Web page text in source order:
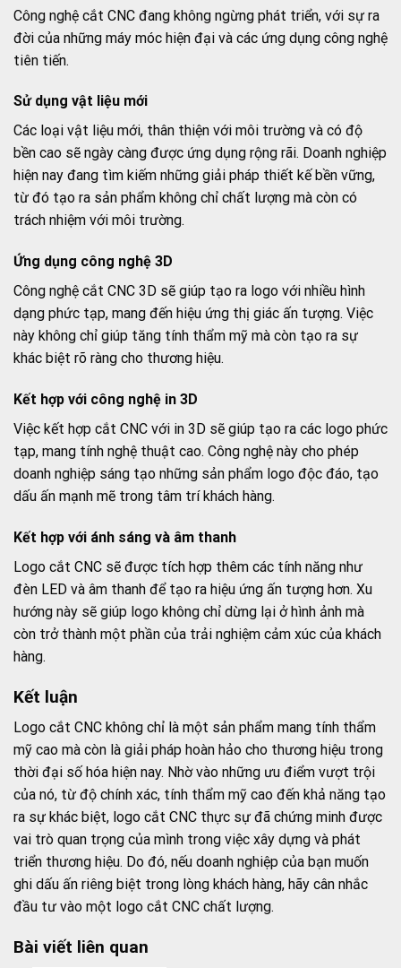
Công nghệ cắt CNC đang không ngừng phát triển, với sự ra
đời của những máy móc hiện đại và các ứng dụng công nghệ
tiên tiến.
Sử dụng vật liệu mới
Các loại vật liệu mới, thân thiện với môi trường và có độ
bền cao sẽ ngày càng được ứng dụng rộng rãi. Doanh nghiệp
hiện nay đang tìm kiếm những giải pháp thiết kế bền vững,
từ đó tạo ra sản phẩm không chỉ chất lượng mà còn có
trách nhiệm với môi trường.
Ứng dụng công nghệ 3D
Công nghệ cắt CNC 3D sẽ giúp tạo ra logo với nhiều hình
dạng phức tạp, mang đến hiệu ứng thị giác ấn tượng. Việc
này không chỉ giúp tăng tính thẩm mỹ mà còn tạo ra sự
khác biệt rõ ràng cho thương hiệu.
Kết hợp với công nghệ in 3D
Việc kết hợp cắt CNC với in 3D sẽ giúp tạo ra các logo phức
tạp, mang tính nghệ thuật cao. Công nghệ này cho phép
doanh nghiệp sáng tạo những sản phẩm logo độc đáo, tạo
dấu ấn mạnh mẽ trong tâm trí khách hàng.
Kết hợp với ánh sáng và âm thanh
Logo cắt CNC sẽ được tích hợp thêm các tính năng như
đèn LED và âm thanh để tạo ra hiệu ứng ấn tượng hơn. Xu
hướng này sẽ giúp logo không chỉ dừng lại ở hình ảnh mà
còn trở thành một phần của trải nghiệm cảm xúc của khách
hàng.
Kết luận
Logo cắt CNC không chỉ là một sản phẩm mang tính thẩm
mỹ cao mà còn là giải pháp hoàn hảo cho thương hiệu trong
thời đại số hóa hiện nay. Nhờ vào những ưu điểm vượt trội
của nó, từ độ chính xác, tính thẩm mỹ cao đến khả năng tạo
ra sự khác biệt, logo cắt CNC thực sự đã chứng minh được
vai trò quan trọng của mình trong việc xây dựng và phát
triển thương hiệu. Do đó, nếu doanh nghiệp của bạn muốn
ghi dấu ấn riêng biệt trong lòng khách hàng, hãy cân nhắc
đầu tư vào một logo cắt CNC chất lượng.
Bài viết liên quan